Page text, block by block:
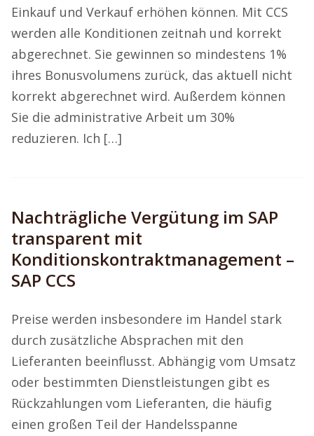
Einkauf und Verkauf erhöhen können. Mit CCS
werden alle Konditionen zeitnah und korrekt
abgerechnet. Sie gewinnen so mindestens 1%
ihres Bonusvolumens zurück, das aktuell nicht
korrekt abgerechnet wird. Außerdem können
Sie die administrative Arbeit um 30%
reduzieren. Ich […]
Nachträgliche Vergütung im SAP
transparent mit
Konditionskontraktmanagement –
SAP CCS
Preise werden insbesondere im Handel stark
durch zusätzliche Absprachen mit den
Lieferanten beeinflusst. Abhängig vom Umsatz
oder bestimmten Dienstleistungen gibt es
Rückzahlungen vom Lieferanten, die häufig
einen großen Teil der Handelsspanne